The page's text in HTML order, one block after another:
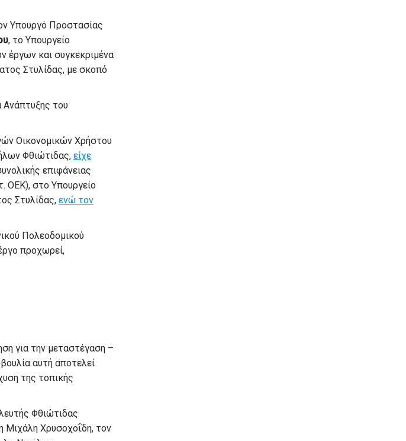
Υπουργό Προστασίας
, το Υπουργείο
έργων και συγκεκριμένα
Στυλίδας, με σκοπό
του
Οικονομικών Χρήστου
Φθιώτιδας, είχε
επιφάνειας
ΟΕΚ), στο Υπουργείο
Στυλίδας, ενώ τον
Πολεοδομικού
προχωρεί,
για την μεταστέγαση –
αυτή αποτελεί
της τοπικής
Φθιώτιδας
Μιχάλη Χρυσοχοΐδη, τον